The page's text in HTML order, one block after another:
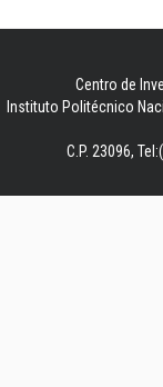
Centro de
Instituto Politécnico
C.P. 23096,